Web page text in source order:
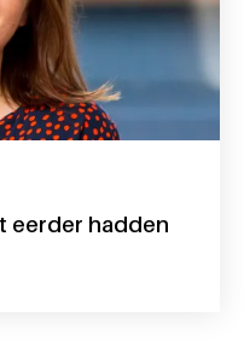
eerder hadden
“wat als we dit